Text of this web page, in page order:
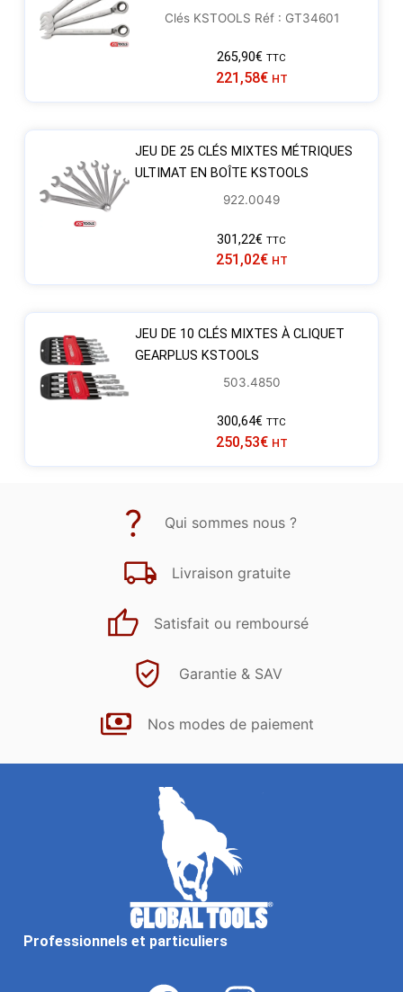
Clés KSTOOLS Réf : GT34601
265,90€ TTC
221,58€ HT
JEU DE 25 CLÉS MIXTES MÉTRIQUES
ULTIMAT EN BOÎTE KSTOOLS
922.0049
301,22€ TTC
251,02€ HT
JEU DE 10 CLÉS MIXTES À CLIQUET
GEARPLUS KSTOOLS
503.4850
300,64€ TTC
250,53€ HT
Qui sommes nous ?
Livraison gratuite
Satisfait ou remboursé
Garantie & SAV
Nos modes de paiement
Professionnels et particuliers